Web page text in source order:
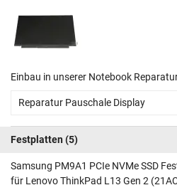
Einbau in unserer Notebook
Reparatur Pauschale Display
Festplatten (5)
Samsung PM9A1 PCIe NVMe SSD
für Lenovo ThinkPad L13 Gen 2